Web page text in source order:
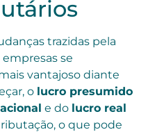
trazidas pela
se
vantajoso diante
o lucro presumido
e do lucro real
o que pode